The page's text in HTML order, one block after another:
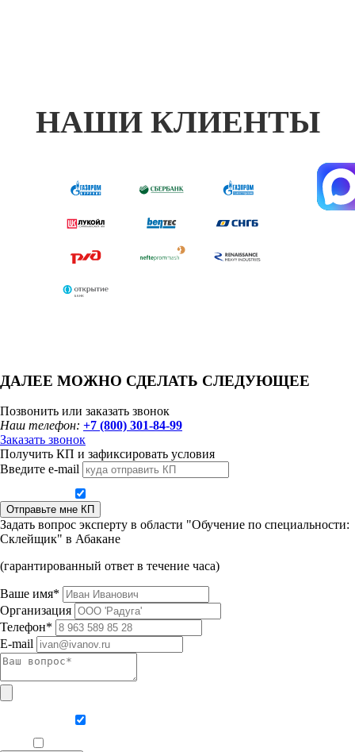
НАШИ КЛИЕНТЫ
ДАЛЕЕ МОЖНО СДЕЛАТЬ СЛЕДУЮЩЕЕ
Позвонить или заказать звонок
Наш телефон: +7 (800) 301-84-99
Заказать звонок
Получить КП и зафиксировать условия
Введите e-mail
Отправьте мне КП
Задать вопрос эксперту в области "Обучение по специальности:
Склейщик" в Абакане
(гарантированный ответ в течение часа)
Ваше имя*
Организация
Телефон*
E-mail